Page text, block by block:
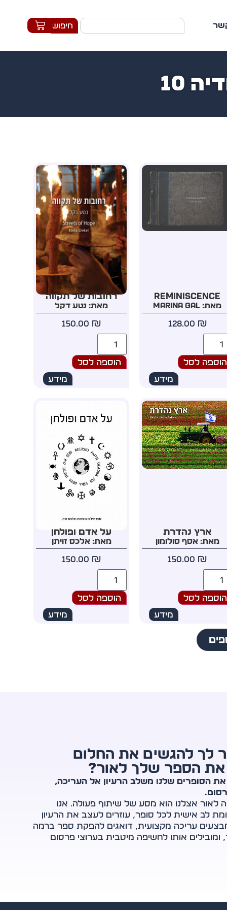
חיפוש
10
Reminiscence
מאת: Marina Gal
128.00 ₪
מידע
הוספה לסל
רחובות של תקווה
מאת: נטע דקל
150.00 ₪
מידע
הוספה לסל
ארץ נהדרת
מאת: אסף סולומון
150.00 ₪
מידע
הוספה לסל
על אדם ופולחן
מאת: אלכס זויתן
150.00 ₪
מידע
הוספה לסל
לך להגשים את החלום
את הספר שלך לאור?
את הסופרים שלנו משלב הרעיון אל העריכה,
לאור אצלנו הוא מסע של שיתוף פעולה. אנו
לב אישית לכל סופר, עוזרים לעצב את הרעיון
עריכה מקצועית, דואגים להפקת ספר ברמה
ומובילים אותו לחשיפה מיטבית בערוצי פרסום